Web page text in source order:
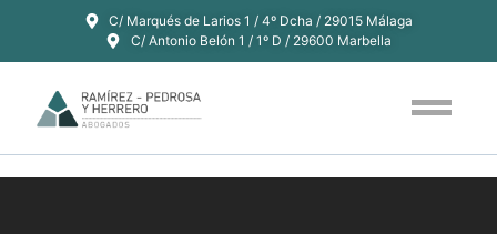
C/ Marqués de Larios 1 / 4º Dcha / 29015 Málaga
C/ Antonio Belón 1 / 1º D / 29600 Marbella